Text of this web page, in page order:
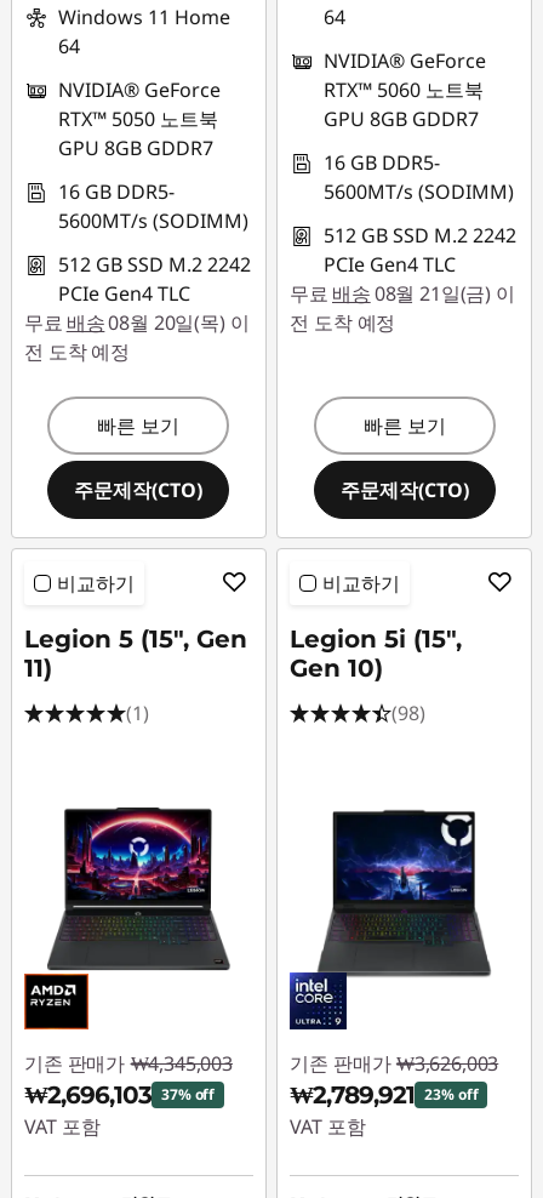
Windows 11 Home
64
NVIDIA® GeForce
RTX™ 5050 노트북
GPU 8GB GDDR7
16 GB DDR5-
5600MT/s (SODIMM)
512 GB SSD M.2 2242
PCIe Gen4 TLC
무료 배송08월 20일(목) 이
전 도착 예정
빠른 보기
주문제작(CTO)
64
NVIDIA® GeForce
RTX™ 5060 노트북
GPU 8GB GDDR7
16 GB DDR5-
5600MT/s (SODIMM)
512 GB SSD M.2 2242
PCIe Gen4 TLC
무료 배송08월 21일(금) 이
전 도착 예정
빠른 보기
주문제작(CTO)
비교하기
Legion 5 (15", Gen
11)
(1)
기존 판매가 ₩4,345,003
₩2,696,103 37% off
VAT 포함
즉시 할인: :-
비교하기
Legion 5i (15",
Gen 10)
(98)
기존 판매가 ₩3,626,003
₩2,789,921 23% off
VAT 포함
즉시 할인: :-